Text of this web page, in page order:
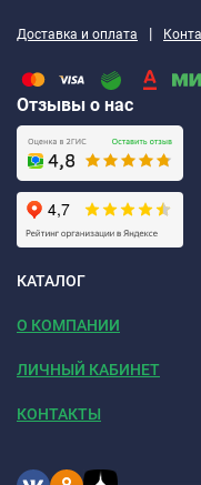
Доставка и оплата |
Отзывы о нас
КАТАЛОГ
О КОМПАНИИ
ЛИЧНЫЙ КАБИНЕТ
КОНТАКТЫ